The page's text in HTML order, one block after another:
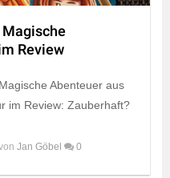
Magische
Review
Abenteuer aus
im Review: Zauberhaft?
Jan Göbel 0